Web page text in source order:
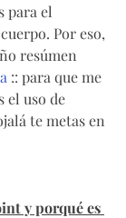
para el
Por eso,
resúmen
:: para que me
el uso de
te metas en
y porqué es